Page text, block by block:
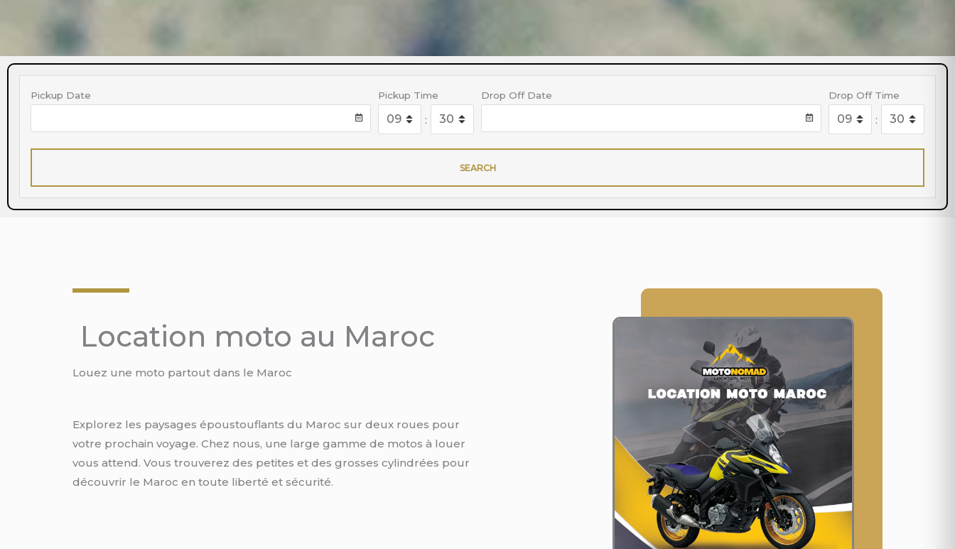
Pickup Date Pickup Time
:
Drop Off Date Drop Off Time
:
SEARCH
Location moto au Maroc
Louez une moto partout dans le Maroc
Explorez les paysages époustouflants du Maroc sur deux roues pour
votre prochain voyage. Chez nous, une large gamme de motos à louer
vous attend. Vous trouverez des petites et des grosses cylindrées pour
découvrir le Maroc en toute liberté et sécurité.